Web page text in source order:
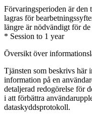
Förvaringsperioden är den
lagras för
längre är nödvändigt för
* Session to 1 year
Översikt över
Tjänsten som beskrivs här
information på en
detaljerad redogörelse för
i att förbättra
dataskyddsprotokoll.